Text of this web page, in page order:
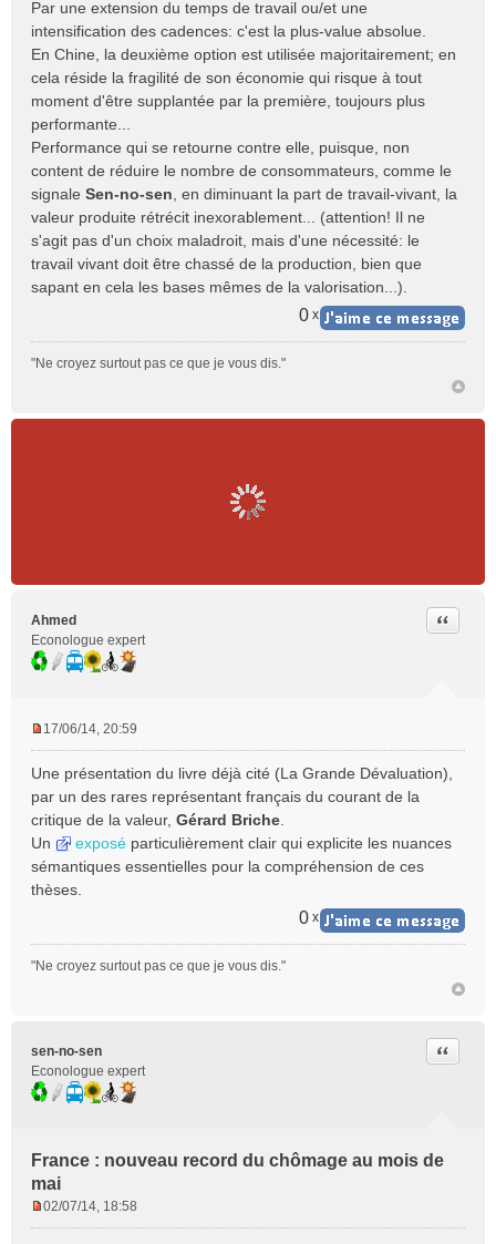
Par une extension du temps de travail ou/et une
intensification des cadences: c'est la plus-value absolue.
En Chine, la deuxième option est utilisée majoritairement; en
cela réside la fragilité de son économie qui risque à tout
moment d'être supplantée par la première, toujours plus
performante...
Performance qui se retourne contre elle, puisque, non
content de réduire le nombre de consommateurs, comme le
signale Sen-no-sen , en diminuant la part de travail-vivant, la
valeur produite rétrécit inexorablement... (attention! Il ne
s'agit pas d'un choix maladroit, mais d'une nécessité: le
travail vivant doit être chassé de la production, bien que
sapant en cela les bases mêmes de la valorisation...).
0 x
"Ne croyez surtout pas ce que je vous dis."
Ahmed
Econologue expert
Citer
s
s
a
g
e
n
l
u
17/06/14, 20:59
Une présentation du livre déjà cité (La Grande Dévaluation),
par un des rares représentant français du courant de la
critique de la valeur, Gérard Briche
Un
exposé particulièrement clair qui explicite les nuances
sémantiques essentielles pour la compréhension de ces
thèses.
0 x
"Ne croyez surtout pas ce que je vous dis."
sen-no-sen
Econologue expert
France : nouveau record du chômage au mois de
mai
Citer
02/07/14, 18:58